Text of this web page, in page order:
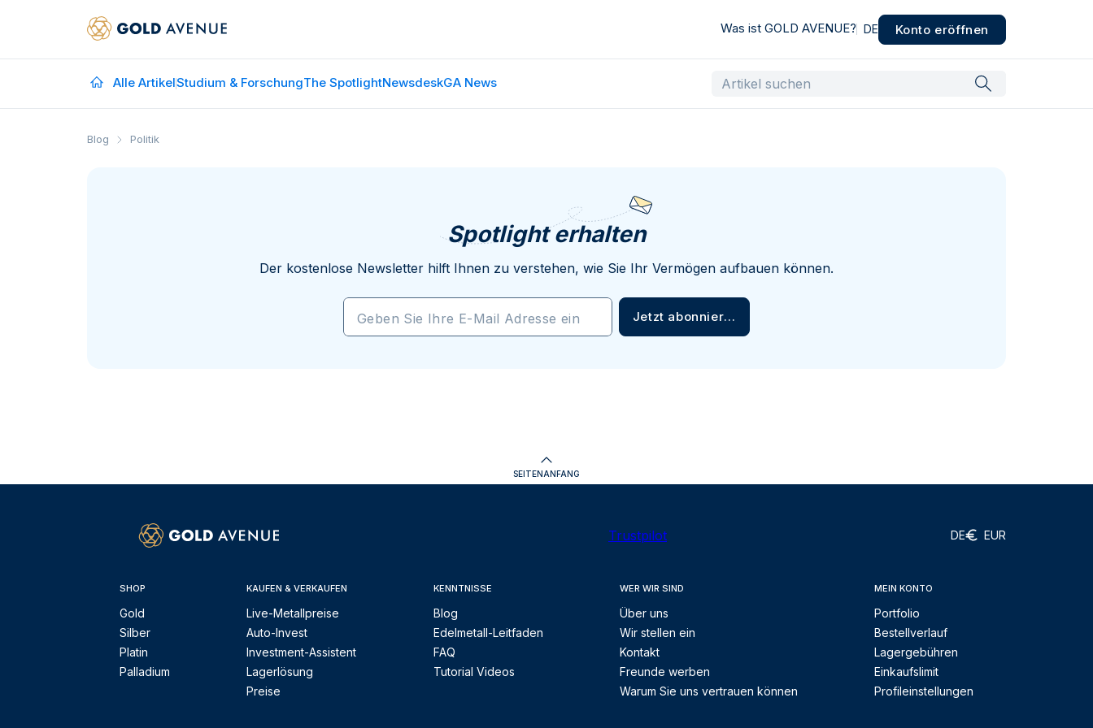
Was ist GOLD AVENUE? DE Konto eröffnen
Alle ArtikelStudium & ForschungThe SpotlightNewsdeskGA News
Blog Politik
Spotlight erhalten
Der kostenlose Newsletter hilft Ihnen zu verstehen, wie Sie Ihr Vermögen aufbauen können.
Geben Sie Ihre E-Mail Adresse ein Jetzt abonnieren
SEITENANFANG
Trustpilot DE EUR
SHOP
Gold
Silber
Platin
Palladium
KAUFEN & VERKAUFEN
Live-Metallpreise
Auto-Invest
Investment-Assistent
Lagerlösung
Preise
KENNTNISSE
Blog
Edelmetall-Leitfaden
FAQ
Tutorial Videos
WER WIR SIND
Über uns
Wir stellen ein
Kontakt
Freunde werben
Warum Sie uns vertrauen können
MEIN KONTO
Portfolio
Bestellverlauf
Lagergebühren
Einkaufslimit
Profileinstellungen